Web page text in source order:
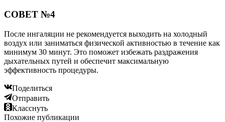
СОВЕТ №4
После ингаляции не рекомендуется выходить на холодный
воздух или заниматься физической активностью в течение как
минимум 30 минут. Это поможет избежать раздражения
дыхательных путей и обеспечит максимальную
эффективность процедуры.
Поделиться
Отправить
Класснуть
Похожие публикации